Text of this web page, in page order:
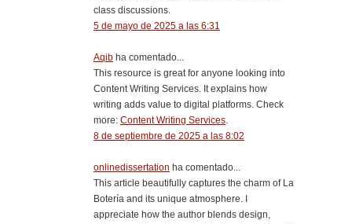
class discussions.
5 de mayo de 2025 a las 6:31
Aqib ha comentado...
This resource is great for anyone looking into
Content Writing Services. It explains how
writing adds value to digital platforms. Check
more: Content Writing Services.
8 de septiembre de 2025 a las 8:02
onlinedissertation ha comentado...
This article beautifully captures the charm of La
Botería and its unique atmosphere. I
appreciate how the author blends design,